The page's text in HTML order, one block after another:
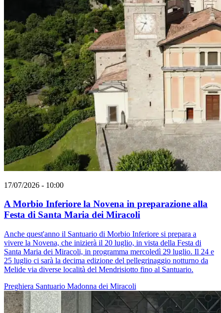
17/07/2026 - 10:00
A Morbio Inferiore la Novena in preparazione alla
Festa di Santa Maria dei Miracoli
Anche quest'anno il Santuario di Morbio Inferiore si prepara a
vivere la Novena, che inizierà il 20 luglio, in vista della Festa di
Santa Maria dei Miracoli, in programma mercoledì 29 luglio. Il 24 e
25 luglio ci sarà la decima edizione del pellegrinaggio notturno da
Melide via diverse località del Mendrisiotto fino al Santuario.
Preghiera Santuario Madonna dei Miracoli